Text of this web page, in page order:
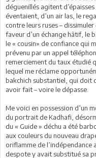
déguenillés agitent
éventaient, d’un air las, le
contre leurs ruses –
faveur d’un échange hâtif, le
le « cousin» de confiance qui
prévenu par un appel
remerciement du taux étudié
lequel me réclame
bakchich substantiel, qui doit
avoir fait – voire le dépasse.
Me voici en possession d’un
du portrait de Kadhafi,
du « Guide » déchu a été
aux couleurs du nouveau
oriflamme de l’indépendance
despote y avait substitué sa